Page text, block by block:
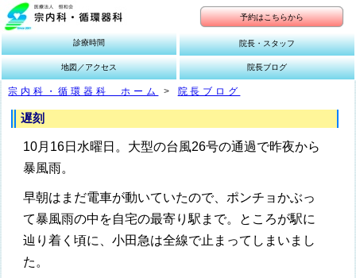
予約はこちらから
院長ブログ
地図／アクセス
院長・スタッフ
診療時間
宗内科・循環器科 ホーム > 院長ブログ
遅刻
10月16日水曜日。大型の台風26号の通過で昨夜から
暴風雨。
早朝はまだ電車が動いていたので、ポンチョかぶっ
て暴風雨の中を自宅の最寄り駅まで。ところが駅に
辿り着く頃に、小田急は全線で止まってしまいまし
た。